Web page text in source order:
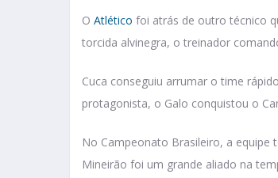
O Atlético foi atrás de outro técnico
torcida alvinegra, o treinador
Cuca conseguiu arrumar o time
protagonista, o Galo conquistou o
No Campeonato Brasileiro, a
Mineirão foi um grande aliado na